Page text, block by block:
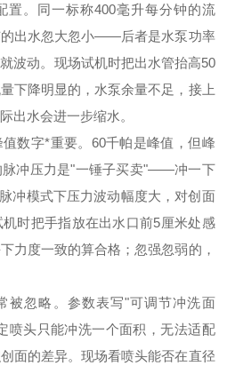
置。同一标称400毫升每分钟的流
出水忽大忽小——后者是水泵功率
波动。现场试机时把出水管抬高50
下降明显的，水泵余量不足，接上
出水会进一步缩水。
数字*重要。60千帕是峰值，但峰
脉冲压力是"一锤子买卖"——冲一下
冲模式下压力波动幅度大，对创面
时把手指放在出水口前5厘米处感
力度一致的算合格；忽强忽弱的，
被忽略。参数表写"可调节冲洗面
喷头只能冲洗一个面积，无法适配
面的差异。现场看喷头能否在直径